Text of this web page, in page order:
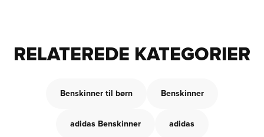
RELATEREDE KATEGORIER
Benskinner til børn Benskinner
adidas Benskinner adidas